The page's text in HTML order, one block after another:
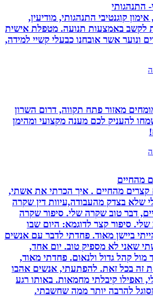
קוגנטיבי התנהגותי, מודיעין,
באמצעות תנועה. מטפלת אישית
אשר אובחנו כבעלי קשיי למידה,
מאזור פתח תקווה, דרום השרון
לכם מענה מקצועי ומהימן
מהחיים . איך הכרתי את אשתי,
בצדק מהעבודה,עיוות דין שקרה
טוב שקרה שלי. סיפור שקרה
סיפור קצר לדוגמא: היום שבו
ביישן מאוד. פחדתי לדבר עם אנשים
לא מספיק טוב. יום אחד,
קהל גדול ולנאום. פחדתי מאוד,
זאת. להפתעתי, אנשים אהבו
קיבלתי מחמאות. באותו רגע
להרבה יותר ממה שחשבתי.